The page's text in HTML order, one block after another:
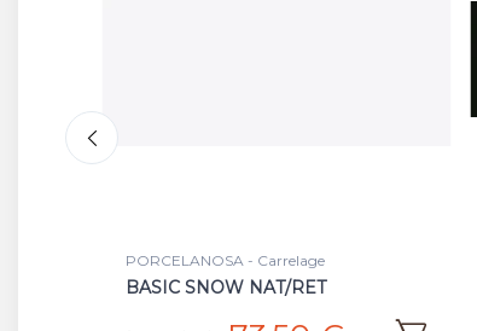
PORCELANOSA - Faience
BASIC DARK NAT/RET.